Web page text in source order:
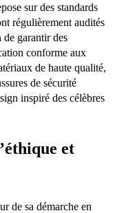
sur des standards
régulièrement audités
garantir des
conforme aux
de haute qualité,
de sécurité
inspiré des célèbres
et
de sa démarche en